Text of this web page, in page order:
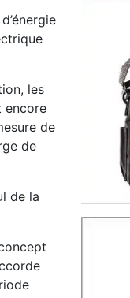
les
encore
de
de
de la